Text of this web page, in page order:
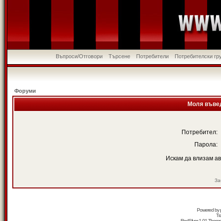
Въпроси/Отговори Търсене Потребители Потребителски
Форуми
Моля
Потребител:
Парола:
Искам да влизам
Powered by